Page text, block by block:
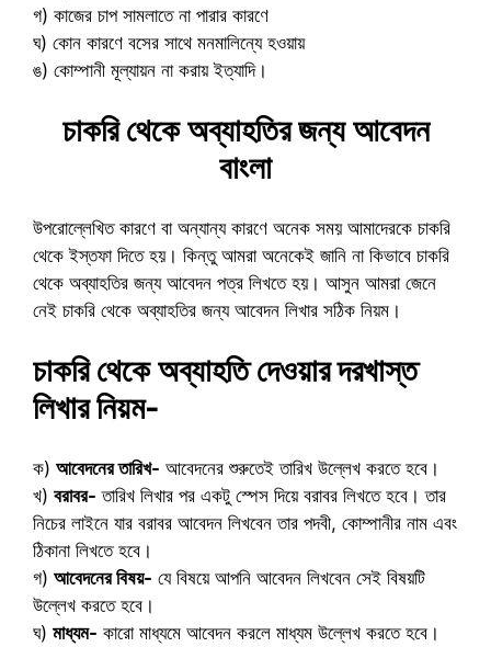
গ) কাজের চাপ সামলাতে না পারার কারণে
ঘ) কোন কারণে বসের সাথে মনমালিন্যে হওয়ায়
ঙ) কোম্পানী মূল্যায়ন না করায় ইত্যাদি।
চাকরি থেকে অব্যাহতির জন্য আবেদন
বাংলা
উপরোল্লেখিত কারণে বা অন্যান্য কারণে অনেক সময় আমাদেরকে চাকরি
থেকে ইস্তফা দিতে হয়। কিন্তু আমরা অনেকেই জানি না কিভাবে চাকরি
থেকে অব্যাহতির জন্য আবেদন পত্র লিখতে হয়। আসুন আমরা জেনে
নেই চাকরি থেকে অব্যাহতির জন্য আবেদন লিখার সঠিক নিয়ম।
চাকরি থেকে অব্যাহতি দেওয়ার দরখাস্ত
লিখার নিয়ম-
ক) আবেদনের তারিখ- আবেদনের শুরুতেই তারিখ উল্লেখ করতে হবে।
খ) বরাবর- তারিখ লিখার পর একটু স্পেস দিয়ে বরাবর লিখতে হবে। তার
নিচের লাইনে যার বরাবর আবেদন লিখবেন তার পদবী, কোম্পানীর নাম এবং
ঠিকানা লিখতে হবে।
গ) আবেদনের বিষয়- যে বিষয়ে আপনি আবেদন লিখবেন সেই বিষয়টি
উল্লেখ করতে হবে।
ঘ) মাধ্যম- কারো মাধ্যমে আবেদন করলে মাধ্যম উল্লেখ করতে হবে।